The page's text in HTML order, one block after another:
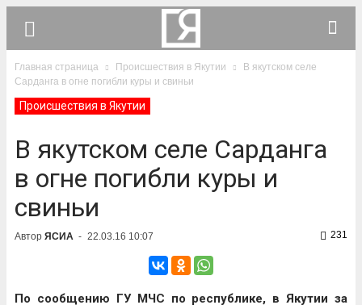
Главная страница Происшествия в Якутии
В якутском селе
Сарданга в огне погибли куры и свиньи
Происшествия в Якутии
В якутском селе Сарданга
в огне погибли куры и
свиньи
Автор ЯСИА - 22.03.16 10:07 231
По сообщению ГУ МЧС по республике, в Якутии за